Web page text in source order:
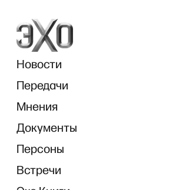
Новости
Передачи
Мнения
Документы
Персоны
Встречи